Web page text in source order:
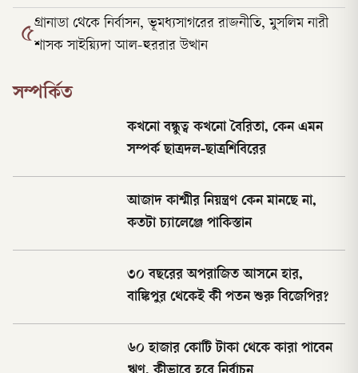
৫গ্রানাডা থেকে নির্বাসন, ভূমধ্যসাগরের রাজনীতি, মুসলিম নারী
শাসক সাইয়্যিদা আল-হুররার উত্থান
সম্পর্কিত
কখনো বন্ধুত্ব কখনো বৈরিতা, কেন এমন
সম্পর্ক ছাত্রদল-ছাত্রশিবিরের
আজাদ কাশ্মীর নিয়ন্ত্রণ কেন মানছে না,
কতটা চ্যালেঞ্জে পাকিস্তান
৩০ বছরের অপরাজিত আসনে হার,
বাঙ্কিপুর থেকেই কী পতন শুরু বিজেপির?
৬০ হাজার কোটি টাকা থেকে কারা পাবেন